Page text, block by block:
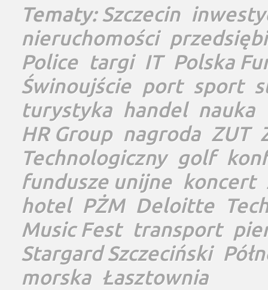
Tematy:Szczecin
nieruchomości
Police targi IT Polska
Świnoujście port sport
turystyka handel nauka
HR Group nagroda ZUT
Technologiczny golf
fundusze unijne koncert
hotel PŻM Deloitte
Music Fest transport
Stargard Szczeciński
morska Łasztownia